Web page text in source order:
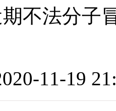
不法分子
11-19